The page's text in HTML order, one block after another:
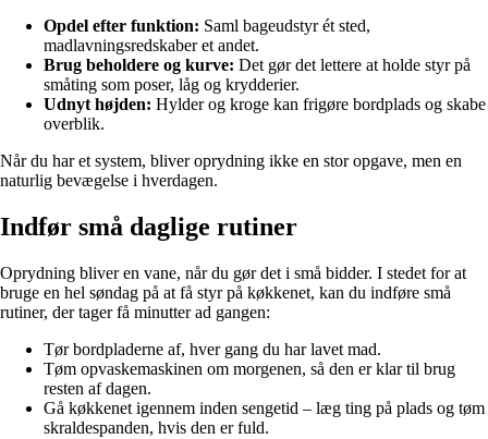
Opdel efter funktion: Saml bageudstyr ét sted,
madlavningsredskaber et andet.
Brug beholdere og kurve: Det gør det lettere at holde styr på
småting som poser, låg og krydderier.
Udnyt højden: Hylder og kroge kan frigøre bordplads og skabe
overblik.
Når du har et system, bliver oprydning ikke en stor opgave, men en
naturlig bevægelse i hverdagen.
Indfør små daglige rutiner
Oprydning bliver en vane, når du gør det i små bidder. I stedet for at
bruge en hel søndag på at få styr på køkkenet, kan du indføre små
rutiner, der tager få minutter ad gangen:
Tør bordpladerne af, hver gang du har lavet mad.
Tøm opvaskemaskinen om morgenen, så den er klar til brug
resten af dagen.
Gå køkkenet igennem inden sengetid – læg ting på plads og tøm
skraldespanden, hvis den er fuld.